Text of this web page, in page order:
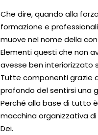
Che dire, quando alla
formazione e
muove nel nome della
Elementi questi che non
avesse ben interiorizzato
Tutte componenti grazie
profondo del sentirsi una
Perché alla base di tutto
macchina organizzativa
Dei.